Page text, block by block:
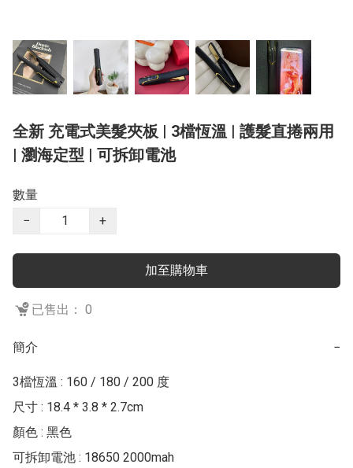
全新 充電式美髮夾板 | 3檔恆溫 | 護髮直捲兩用
| 瀏海定型 | 可拆卸電池
數量
−
+
加至購物車
已售出： 0
簡介 −
3檔恆溫 : 160 / 180 / 200 度
尺寸 : 18.4 * 3.8 * 2.7cm
顏色 : 黑色
可拆卸電池 : 18650 2000mah